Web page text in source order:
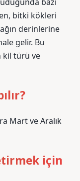
bitki kökleri
derinlerine
gelir. Bu
kil türü ve
Mart ve Aralık
için